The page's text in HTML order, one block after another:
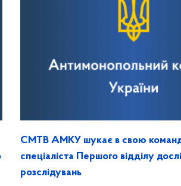
СМТВ АМКУ шукає в свою
спеціаліста Першого відділу
розслідувань